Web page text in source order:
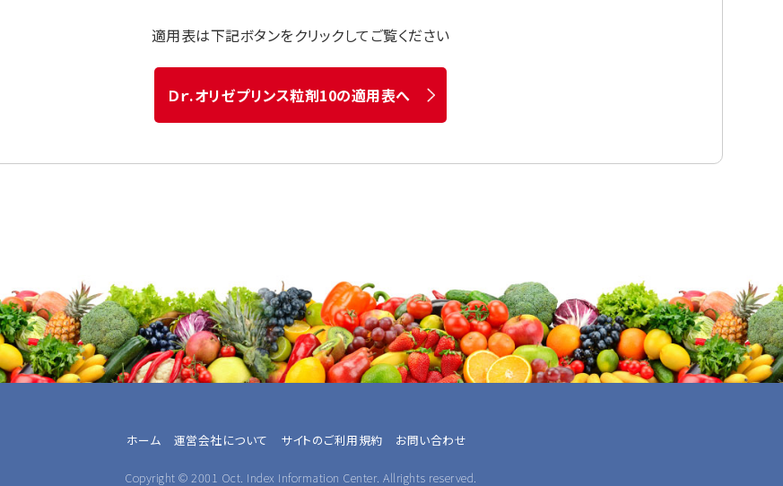
適用表は下記ボタンをクリックしてご覧ください
Ｄｒ.オリゼプリンス粒剤10の適用表へ
ホーム 運営会社について サイトのご利用規約 お問い合わせ
Copyright © 2001 Oct. Index Information Center. Allrights reserved.